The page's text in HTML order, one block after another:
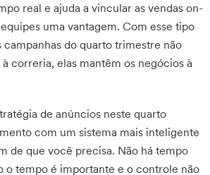
real e ajuda a vincular as vendas on-
uma vantagem. Com esse tipo
campanhas do quarto trimestre não
correria, elas mantêm os negócios à
de anúncios neste quarto
com um sistema mais inteligente
de que você precisa. Não há tempo
o tempo é importante e o controle não